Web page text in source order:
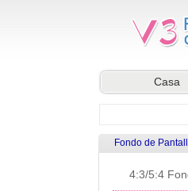
Casa
Fondo de
4:3/5:4